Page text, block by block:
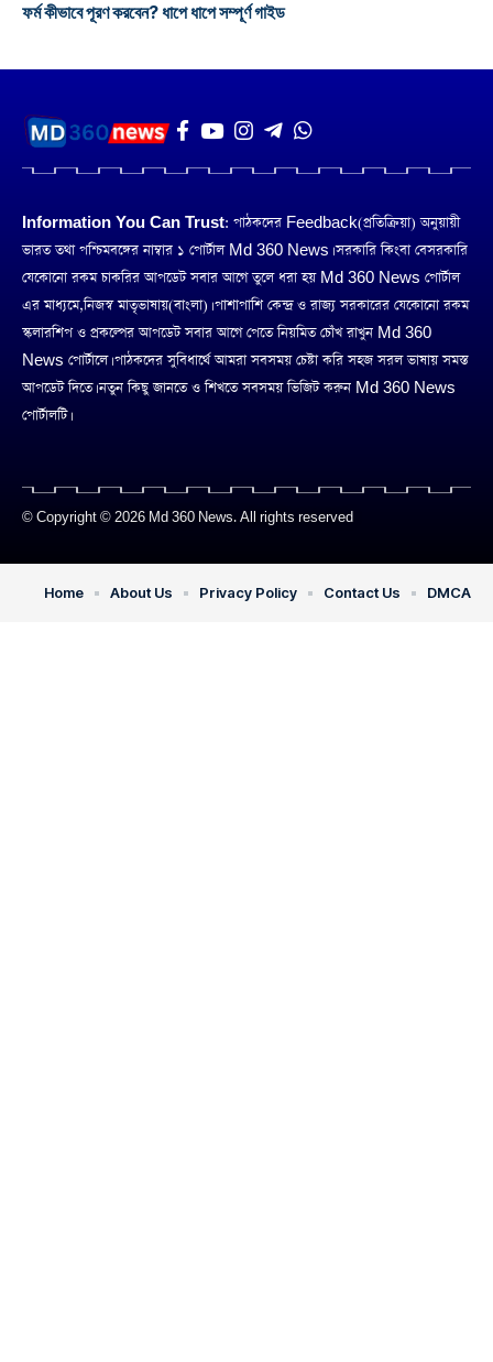
ফর্ম কীভাবে পূরণ করবেন? ধাপে ধাপে সম্পূর্ণ গাইড
Information You Can Trust: পাঠকদের Feedback(প্রতিক্রিয়া) অনুয়ায়ী
ভারত তথা পশ্চিমবঙ্গের নাম্বার ১ পোর্টাল Md 360 News। সরকারি কিংবা বেসরকারি
যেকোনো রকম চাকরির আপডেট সবার আগে তুলে ধরা হয় Md 360 News পোর্টাল
এর মাধ্যমে,নিজস্ব মাতৃভাষায়(বাংলা)। পাশাপাশি কেন্দ্র ও রাজ্য সরকারের যেকোনো রকম
স্কলারশিপ ও প্রকল্পের আপডেট সবার আগে পেতে নিয়মিত চোঁখ রাখুন Md 360
News পোর্টালে। পাঠকদের সুবিধার্থে আমরা সবসময় চেষ্টা করি সহজ সরল ভাষায় সমস্ত
আপডেট দিতে। নতুন কিছু জানতে ও শিখতে সবসময় ভিজিট করুন Md 360 News
পোর্টালটি।
© Copyright © 2026 Md 360 News. All rights reserved
Home About Us Privacy Policy Contact Us DMCA